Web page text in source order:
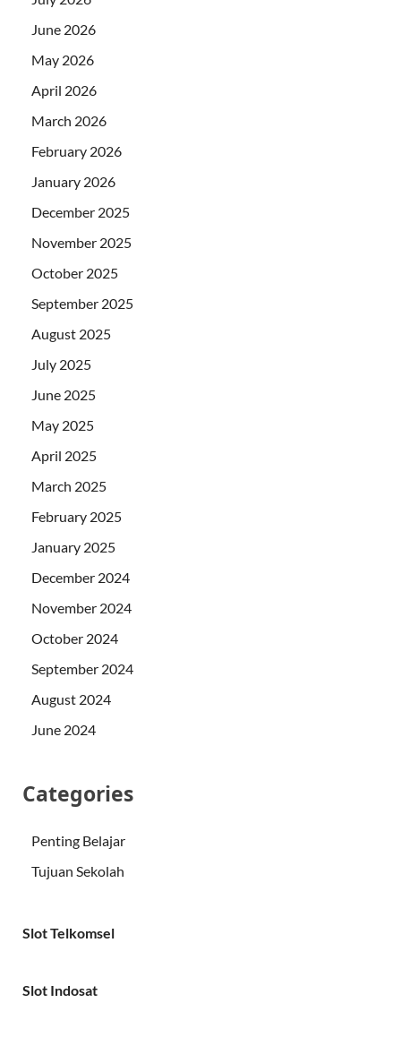
June 2026
May 2026
April 2026
March 2026
February 2026
January 2026
December 2025
November 2025
October 2025
September 2025
August 2025
July 2025
June 2025
May 2025
April 2025
March 2025
February 2025
January 2025
December 2024
November 2024
October 2024
September 2024
August 2024
June 2024
Categories
Penting Belajar
Tujuan Sekolah
Slot Telkomsel
Slot Indosat